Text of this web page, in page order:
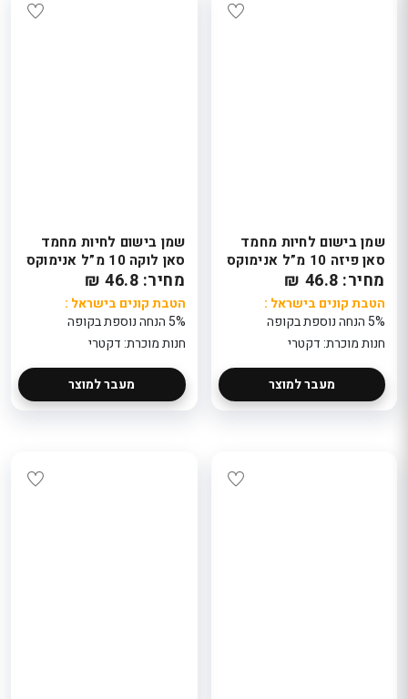
שמן בישום לחיות מחמד
סאן פיזה 10 מ”ל אנימוקס
מחיר: 46.8 ₪
הטבת קונים בישראל :
5% הנחה נוספת בקופה
חנות מוכרת: דקטרי
מעבר למוצר
שמן בישום לחיות מחמד
סאן לוקה 10 מ”ל אנימוקס
מחיר: 46.8 ₪
הטבת קונים בישראל :
5% הנחה נוספת בקופה
חנות מוכרת: דקטרי
מעבר למוצר